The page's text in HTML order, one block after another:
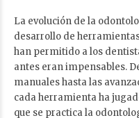
La evolución de la
desarrollo de
han permitido a los
antes eran impensables.
manuales hasta las
cada herramienta ha
que se practica la